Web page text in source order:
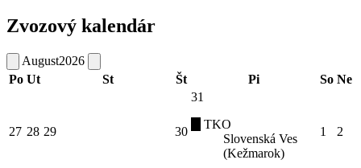
Zvozový kalendár
August2026
Po Ut St Št Pi So Ne
27 28 29 30
31
TKO
Slovenská Ves
(Kežmarok)
1 2